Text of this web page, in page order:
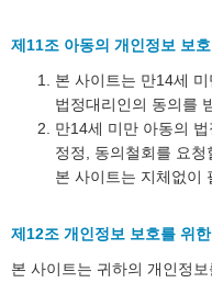
제11조 아동의 개인정보 보호
본 사이트는 만14세
법정대리인의 동의를
만14세 미만 아동의
정정, 동의철회를 요
본 사이트는 지체없이
제12조 개인정보 보호를 위
본 사이트는 귀하의 개인정